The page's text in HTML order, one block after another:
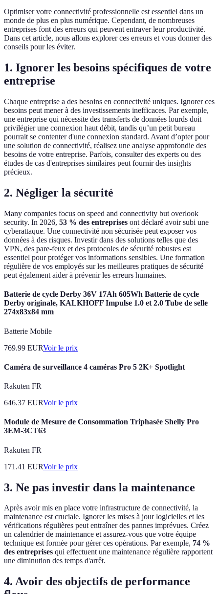
Optimiser votre connectivité professionnelle est essentiel dans un
monde de plus en plus numérique. Cependant, de nombreuses
entreprises font des erreurs qui peuvent entraver leur productivité.
Dans cet article, nous allons explorer ces erreurs et vous donner des
conseils pour les éviter.
1. Ignorer les besoins spécifiques de votre
entreprise
Chaque entreprise a des besoins en connectivité uniques. Ignorer ces
besoins peut mener à des investissements inefficaces. Par exemple,
une entreprise qui nécessite des transferts de données lourds doit
privilégier une connexion haut débit, tandis qu’un petit bureau
pourrait se contenter d'une connexion standard. Avant d’opter pour
une solution de connectivité, réalisez une analyse approfondie des
besoins de votre entreprise. Parfois, consulter des experts ou des
études de cas d'entreprises similaires peut fournir des insights
précieux.
2. Négliger la sécurité
Many companies focus on speed and connectivity but overlook
security. In 2026, 53 % des entreprises ont déclaré avoir subi une
cyberattaque. Une connectivité non sécurisée peut exposer vos
données à des risques. Investir dans des solutions telles que des
VPN, des pare-feux et des protocoles de sécurité robustes est
essentiel pour protéger vos informations sensibles. Une formation
régulière de vos employés sur les meilleures pratiques de sécurité
peut également aider à prévenir les erreurs humaines.
Batterie de cycle Derby 36V 17Ah 605Wh Batterie de cycle
Derby originale, KALKHOFF Impulse 1.0 et 2.0 Tube de selle
274x83x84 mm
Batterie Mobile
769.99 EURVoir le prix
Caméra de surveillance 4 caméras Pro 5 2K+ Spotlight
Rakuten FR
646.37 EURVoir le prix
Module de Mesure de Consommation Triphasée Shelly Pro
3EM-3CT63
Rakuten FR
171.41 EURVoir le prix
3. Ne pas investir dans la maintenance
Après avoir mis en place votre infrastructure de connectivité, la
maintenance est cruciale. Ignorer les mises à jour logicielles et les
vérifications régulières peut entraîner des pannes imprévues. Créez
un calendrier de maintenance et assurez-vous que votre équipe
technique est formée pour gérer ces opérations. Par exemple, 74 %
des entreprises qui effectuent une maintenance régulière rapportent
une diminution des temps d'arrêt.
4. Avoir des objectifs de performance